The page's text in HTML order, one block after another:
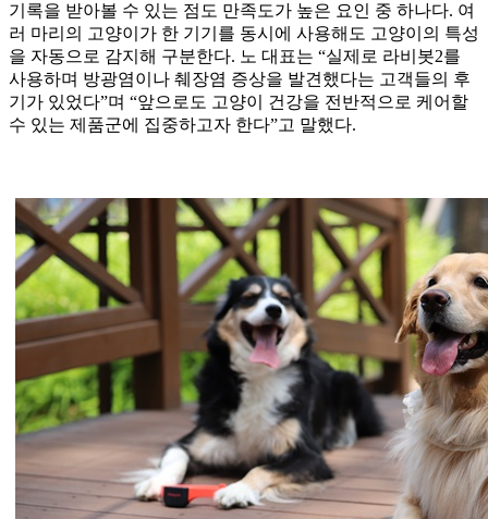
기록을 받아볼 수 있는 점도 만족도가 높은 요인 중 하나다. 여
러 마리의 고양이가 한 기기를 동시에 사용해도 고양이의 특성
을 자동으로 감지해 구분한다. 노 대표는 “실제로 라비봇2를
사용하며 방광염이나 췌장염 증상을 발견했다는 고객들의 후
기가 있었다”며 “앞으로도 고양이 건강을 전반적으로 케어할
수 있는 제품군에 집중하고자 한다”고 말했다.